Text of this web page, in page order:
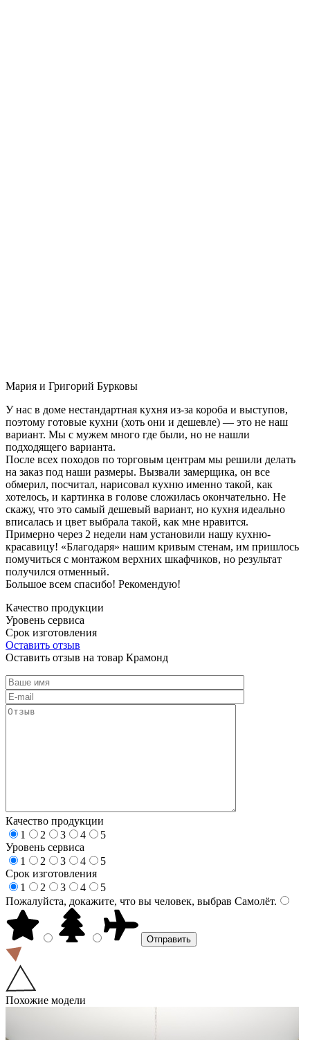
Мария и Григорий Бурковы
У нас в доме нестандартная кухня из-за короба и выступов,
поэтому готовые кухни (хоть они и дешевле) — это не наш
вариант. Мы с мужем много где были, но не нашли
подходящего варианта.
После всех походов по торговым центрам мы решили делать
на заказ под наши размеры. Вызвали замерщика, он все
обмерил, посчитал, нарисовал кухню именно такой, как
хотелось, и картинка в голове сложилась окончательно. Не
скажу, что это самый дешевый вариант, но кухня идеально
вписалась и цвет выбрала такой, как мне нравится.
Примерно через 2 недели нам установили нашу кухню-
красавицу! «Благодаря» нашим кривым стенам, им пришлось
помучиться с монтажом верхних шкафчиков, но результат
получился отменный.
Большое всем спасибо! Рекомендую!
Качество продукции
Уровень сервиса
Срок изготовления
Оставить отзыв
Оставить отзыв на товар Крамонд
Качество продукции
1
2 3 4
5
Уровень сервиса
1
2 3 4
5
Срок изготовления
1
2 3 4
5
Пожалуйста, докажите, что вы человек, выбрав Самолёт.
Похожие модели